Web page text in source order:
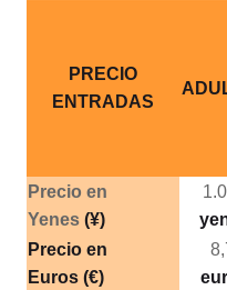
PRECIO
ENTRADAS
Precio en
Yenes (¥)
Precio en
Euros (€)